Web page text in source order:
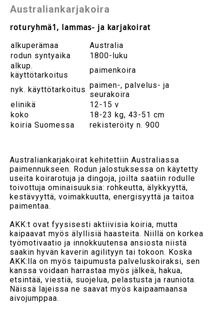
Australiankarjakoira
roturyhmä1, lammas- ja karjakoirat
alkuperämaa
Australia
rodun syntyaika
1800-luku
alkup.
käyttötarkoitus
paimenkoira
nyk. käyttötarkoitus paimen-, palvelus- ja
seurakoira
elinikä
12-15 v
koko
18-23 kg, 43-51 cm
koiria Suomessa
rekisteröity n. 900
Australiankarjakoirat kehitettiin Australiassa
paimennukseen. Rodun jalostuksessa on käytetty
useita koirarotuja ja dingoja, joilta saatiin rodulle
toivottuja ominaisuuksia: rohkeutta, älykkyyttä,
kestävyyttä, voimakkuutta, energisyyttä ja taitoa
paimentaa.
AKK:t ovat fyysisesti aktiivisia koiria, mutta
kaipaavat myös älyllisiä haasteita. Niillä on korkea
työmotivaatio ja innokkuutensa ansiosta niistä
saakin hyvän kaverin agilityyn tai tokoon. Koska
AKK:lla on myös taipumusta palveluskoiraksi, sen
kanssa voidaan harrastaa myös jälkeä, hakua,
etsintää, viestiä, suojelua, pelastusta ja rauniota.
Näissä lajeissa ne saavat myös kaipaamaansa
aivojumppaa.